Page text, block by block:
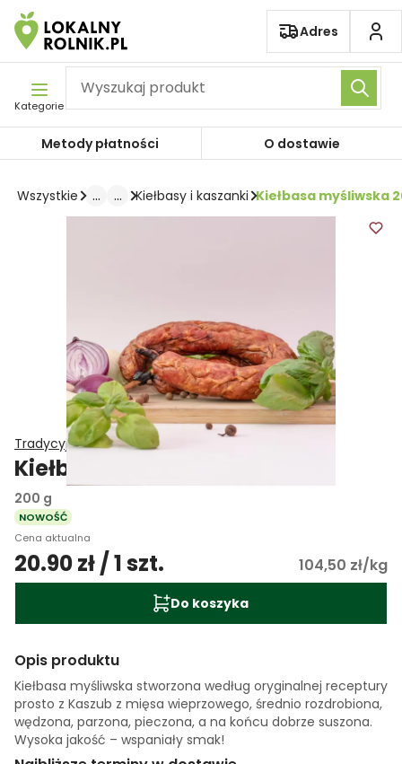
Pomiń nawigację
Adres
Kategorie
Metody płatności O dostawie
Wszystkie ... ... Kiełbasy i kaszanki Kiełbasa myśliwska
Tradycyjne Przetwórstwo Mięsne Jacek Nowak
Kiełbasa myśliwska
200 g
NOWOŚĆ
Cena aktualna
20.90 zł / 1 szt. 104,50 zł/kg
Do koszyka
Opis produktu
Kiełbasa myśliwska stworzona według oryginalnej receptury
prosto z Kaszub z mięsa wieprzowego, średnio rozdrobiona,
wędzona, parzona, pieczona, a na końcu dobrze suszona.
Wysoka jakość – wspaniały smak!